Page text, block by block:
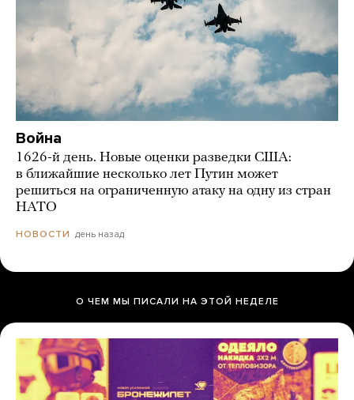
Война
1626-й день. Новые оценки разведки США:
в ближайшие несколько лет Путин может
решиться на ограниченную атаку на одну из стран
НАТО
НОВОСТИ день назад
О ЧЕМ МЫ ПИСАЛИ НА ЭТОЙ НЕДЕЛЕ